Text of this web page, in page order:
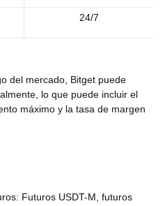
24/7
del mercado, Bitget puede
lo que puede incluir el
máximo y la tasa de margen
Futuros USDT-M, futuros